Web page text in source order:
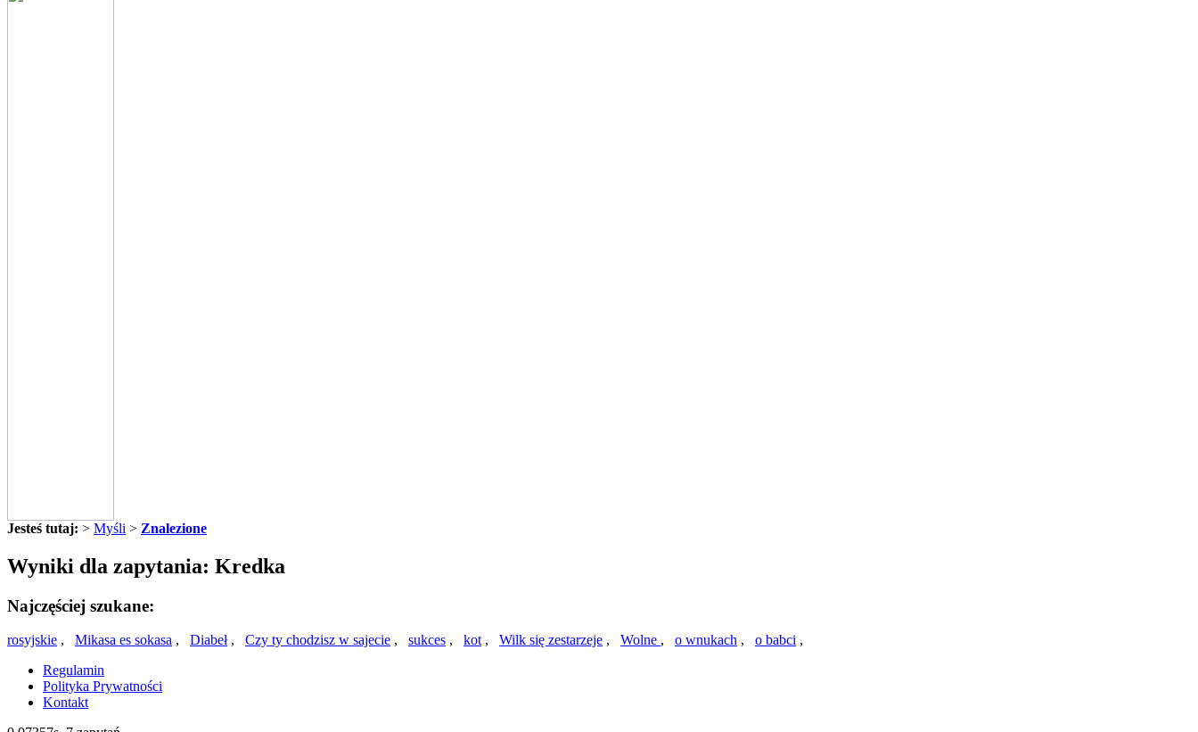
Jesteś tutaj: > Myśli > Znalezione
Wyniki dla zapytania: Kredka
Najczęściej szukane:
rosyjskie , Mikasa es sokasa , Diabeł, Czy ty chodzisz w sajecie , sukces , kot, Wilk się zestarzeje , Wolne , o wnukach , o babci ,
Regulamin
Polityka Prywatności
Kontakt